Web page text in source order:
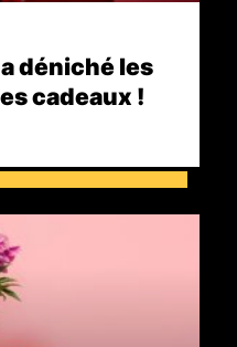
déniché les
cadeaux !